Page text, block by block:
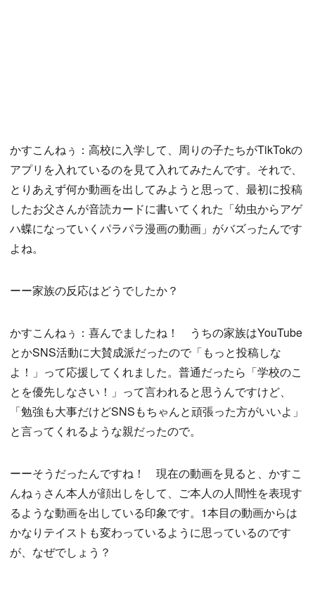
かすこんねぅ：高校に入学して、周りの子たちがTikTokの
アプリを入れているのを見て入れてみたんです。それで、
とりあえず何か動画を出してみようと思って、最初に投稿
したお父さんが音読カードに書いてくれた「幼虫からアゲ
ハ蝶になっていくパラパラ漫画の動画」がバズったんです
よね。
ーー家族の反応はどうでしたか？
かすこんねぅ：喜んでましたね！ うちの家族はYouTube
とかSNS活動に大賛成派だったので「もっと投稿しな
よ！」って応援してくれました。普通だったら「学校のこ
とを優先しなさい！」って言われると思うんですけど、
「勉強も大事だけどSNSもちゃんと頑張った方がいいよ」
と言ってくれるような親だったので。
ーーそうだったんですね！ 現在の動画を見ると、かすこ
んねぅさん本人が顔出しをして、ご本人の人間性を表現す
るような動画を出している印象です。1本目の動画からは
かなりテイストも変わっているように思っているのです
が、なぜでしょう？